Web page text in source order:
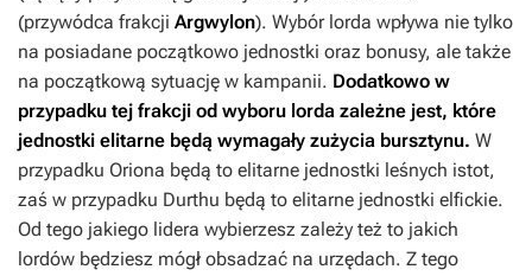
(przywódca frakcji Argwylon). Wybór lorda wpływa nie tylko
na posiadane początkowo jednostki oraz bonusy, ale także
na początkową sytuację w kampanii. Dodatkowo w
przypadku tej frakcji od wyboru lorda zależne jest, które
jednostki elitarne będą wymagały zużycia bursztynu. W
przypadku Oriona będą to elitarne jednostki leśnych istot,
zaś w przypadku Durthu będą to elitarne jednostki elfickie.
Od tego jakiego lidera wybierzesz zależy też to jakich
lordów będziesz mógł obsadzać na urzędach. Z tego